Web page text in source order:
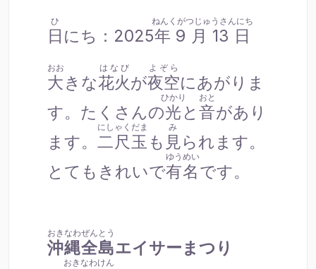
日
ひ
にち：2025年9月13日
ねんくがつじゅうさんにち
大
おお
きな花火
はなび
が夜空
よぞら
にあがりま
す。たくさんの光
ひかり
と 音
おと
があり
ます。 二尺玉
にしゃくだま
も 見
み
られます。
とてもきれいで有名
ゆうめい
です。
沖縄全島
おきなわぜんとう
エイサーまつり
おきなわけん